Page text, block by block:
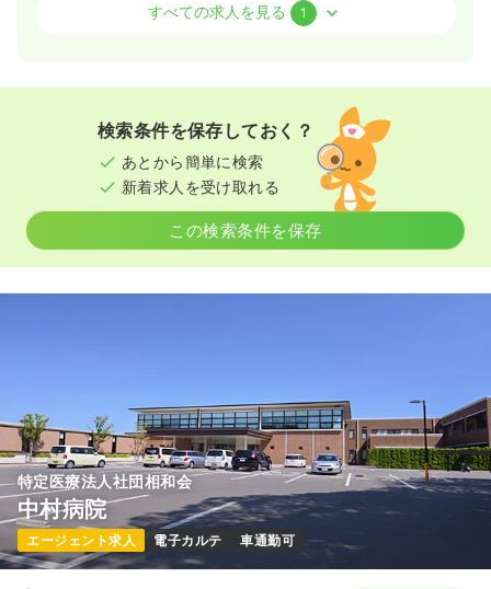
※一例
7:40～16:10（休憩60分）
日曜休み
月給25万円以上可
気になる 詳細を見る
賞与4.3ヶ月
※経験8年の例
時間
8:30～17:00
オンコールあり
担当業務未経験可 月給26万円以上可
気になる 詳細を見る
7:30～16:00 （休憩45分）
日曜休み
4週8休以上 月給23万円以上可
気になる 詳細を見る
すべての求人を見る 1
検索条件を保存しておく？
あとから簡単に検索
新着求人を受け取れる
この検索条件を保存
特定医療法人社団相和会
中村病院
エージェント求人 電子カルテ 車通勤可